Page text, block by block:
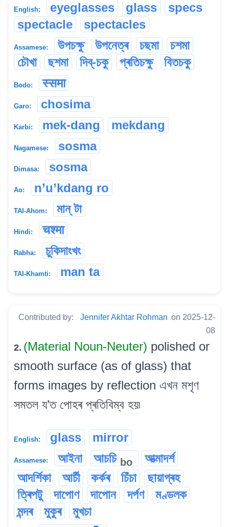
English: eyeglasses glass
specs
spectacle
spectacles
Assamese: উপচক্ষু উপনেত্ৰ চছমা
চশমা
চৌখা
ছশমা দিব্-চকু প্ৰতিচক্ষু বিতচকু
Bodo: स्समा
Garo: chosima
Karbi: mek-dang mekdang
Nagamese: sosma
Dimasa: sosma
Ao: n’u’kdang ro
TAI-Ahom: মান্ টা
Hindi: चश्मा
Rabha: চুকিদাংখং
TAI-Khamti: man ta
Contributed by: Jennifer Akhtar Rohman on 2025-12-
08
2. (Material Noun-Neuter) polished or
smooth surface (as of glass) that
forms images by reflection এখন মশৃণ
সমতল য’ত পোহৰ প্ৰতিবিম্ব হয়৷
English: glass mirror
Assamese: আইনা আচচি bo
আত্মাদৰ্শ
আদৰ্শিকা
আৰ্চী কৰ্কৰ চিঁচা
ছায়াগ্ৰহ
ত্ৰিপটু
দাপোণ দাপোন দৰ্পণ
মণ্ডলক
মন্দৰ
মুকুৰ
মুখচা